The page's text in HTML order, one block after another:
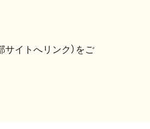
サイトへリンク）をご